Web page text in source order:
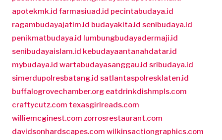
apotekmk.id farmasiuad.id pecintabudaya.id
ragambudayajatim.id budayakita.id senibudaya.id
penikmatbudaya.id
lumbungbudayadermaji.id
senibudayaislam.id kebudayaantanahdatar.id
mybudaya.id wartabudayasanggau.id sribudaya.id
simerdupolresbatang.id satlantaspolresklaten.id
buffalogrovechamber.org eatdrinkdishmpls.com
craftycutz.com texasgirlreads.com
williemcginest.com zorrosrestaurant.com
davidsonhardscapes.com wilkinsactiongraphics.com